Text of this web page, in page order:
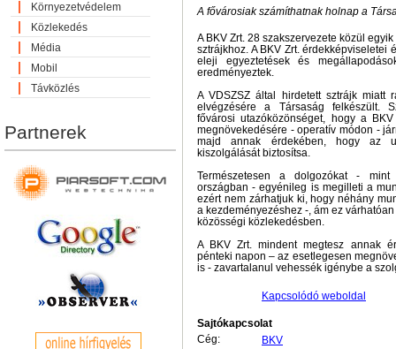
Környezetvédelem
Közlekedés
Média
Mobil
Távközlés
Partnerek
A fővárosiak számíthatnak holnap a
A BKV Zrt. 28 szakszervezete közül
sztrájkhoz. A BKV Zrt. érdekképviseletei
eleji egyeztetések és
eredményeztek.
A VDSZSZ által hirdetett sztrájk miatt
elvégzésére a Társaság felkészült.
fővárosi utazóközönséget, hogy a
megnövekedésére - operatív módon -
majd annak érdekében, hogy az
kiszolgálását biztosítsa.
Természetesen a dolgozókat -
országban - egyénileg is megilleti a
ezért nem zárhatjuk ki, hogy néhány
a kezdeményezéshez -, ám ez
közösségi közlekedésben.
A BKV Zrt. mindent megtesz annak
pénteki napon – az esetlegesen
is - zavartalanul vehessék igénybe a
Kapcsolódó weboldal
Sajtókapcsolat
Cég:
BKV